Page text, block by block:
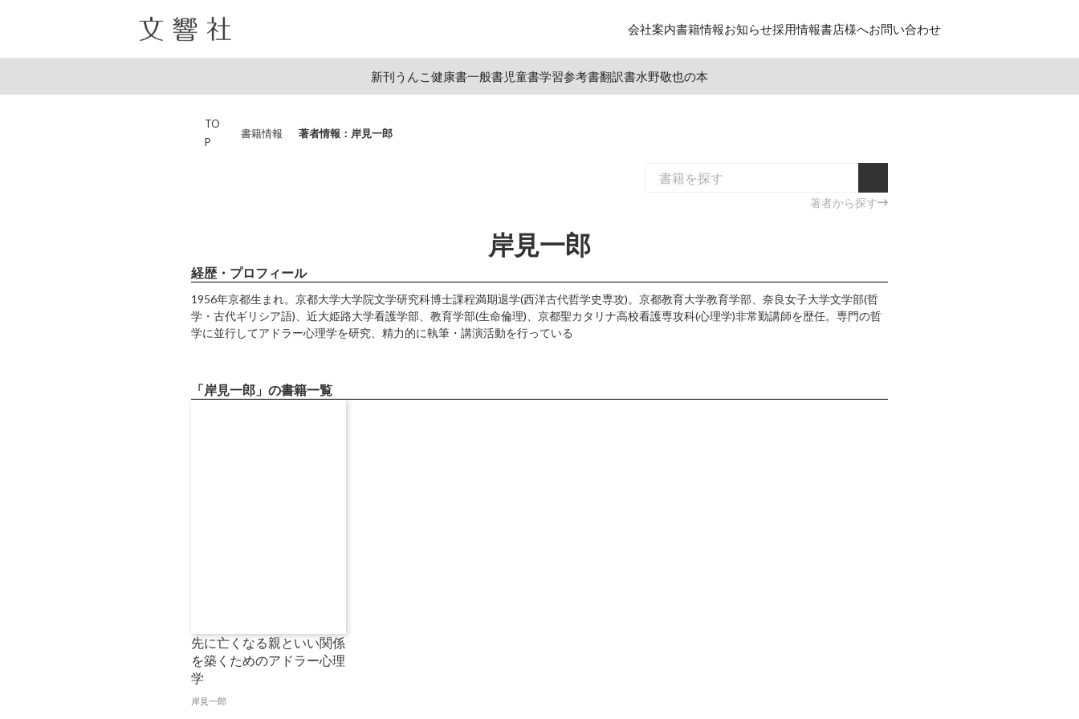
会社案内書籍情報お知らせ採用情報書店様へお問い合わせ
新刊うんこ 健康書一般書児童書学習参考書翻訳書水野敬也の本
TO
P
書籍情報 著者情報：岸見一郎
著者から探す
岸見一郎
経歴・プロフィール
1956年京都生まれ。京都大学大学院文学研究科博士課程満期退学(西洋古代哲学史専攻)。京都教育大学教育学部、奈良女子大学文学部(哲
学・古代ギリシア語)、近大姫路大学看護学部、教育学部(生命倫理)、京都聖カタリナ高校看護専攻科(心理学)非常勤講師を歴任。専門の哲
学に並行してアドラー心理学を研究、精力的に執筆・講演活動を行っている
「岸見一郎」の書籍一覧
先に亡くなる親といい関係
を築くためのアドラー心理
学
岸見一郎